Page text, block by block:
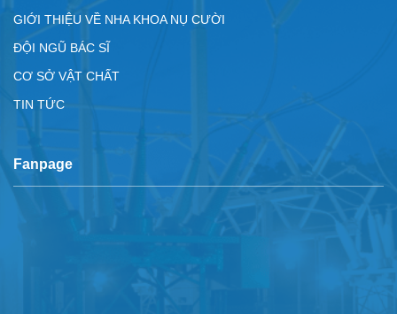
GIỚI THIỆU VỀ NHA KHOA NỤ CƯỜI
ĐỘI NGŨ BÁC SĨ
CƠ SỞ VẬT CHẤT
TIN TỨC
Fanpage